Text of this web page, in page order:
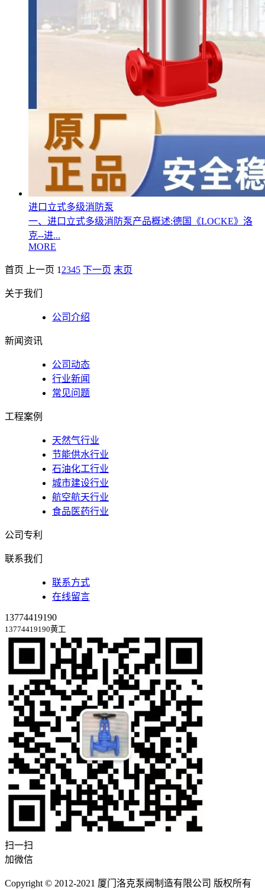
进口立式多级消防泵
一、进口立式多级消防泵产品概述:德国《LOCKE》洛
克--进...
MORE
首页 上一页 1 2345 下一页 末页
关于我们
公司介绍
新闻资讯
公司动态
行业新闻
常见问题
工程案例
天然气行业
节能供水行业
石油化工行业
城市建设行业
航空航天行业
食品医药行业
公司专利
联系我们
联系方式
在线留言
13774419190
13774419190黄工
扫一扫
加微信
Copyright © 2012-2021 厦门洛克泵阀制造有限公司 版权所有